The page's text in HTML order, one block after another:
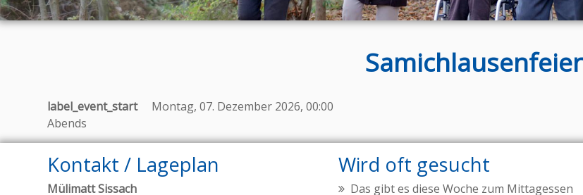
Samichlausenfeier
label_event_start
Montag, 07. Dezember 2026, 00:00
Abends
Kontakt / Lageplan
Mülimatt Sissach
Wird oft gesucht
Das gibt es diese Woche zum Mittagessen